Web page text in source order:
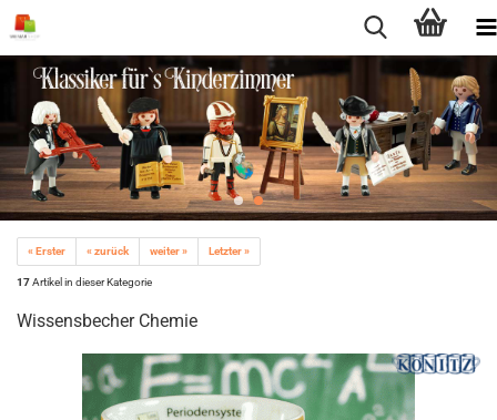
« Erster « zurück weiter » Letzter »
17Artikel in dieser Kategorie
Wissensbecher Chemie